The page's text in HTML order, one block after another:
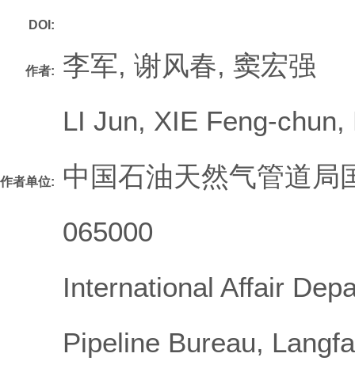
DOI:
作者:
李军, 谢风春, 窦宏强
LI Jun, XIE Feng-
作者单位:
中国石油天然气管道局
065000
International Affair
Pipeline Bureau,